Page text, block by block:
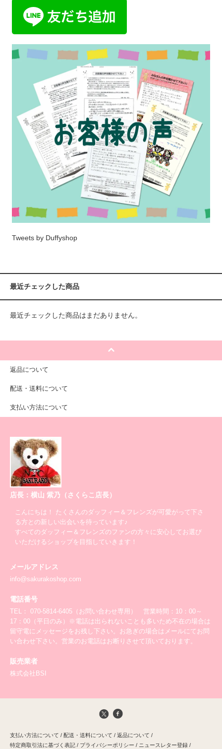
Tweets by Duffyshop
最近チェックした商品
最近チェックした商品はまだありません。
返品について
配送・送料について
支払い方法について
店長：横山 紫乃（さくらこ店長）
こんにちは！ たくさんのダッフィー＆フレンズが可愛がって下さ
る方との新しい出会いを待っています♪
すべてのダッフィー＆フレンズのファンの方々に安心してお選び
いただけるショップを目指していきます！
メールアドレス
info@sakurakoshop.com
電話番号
TEL： 070-5814-6405（お問い合わせ専用） 営業時間：10：00～
17：00（平日のみ）※電話は出られないことも多いため不在の場合は
留守電にメッセージをお残し下さい。お急ぎの場合はメールにてお問
い合わせ下さい。営業のお電話はお断りさせて頂いております。
販売業者
株式会社BSI
支払い方法について / 配送・送料について / 返品について /
特定商取引法に基づく表記 / プライバシーポリシー / ニュースレター登録 /